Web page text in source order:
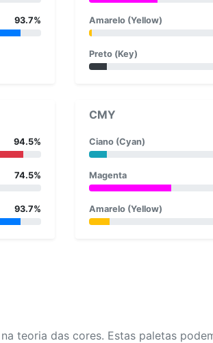
93.7% Amarelo (Yellow)
Preto (Key)
94.5%
74.5%
93.7%
CMY
Ciano (Cyan)
Magenta
Amarelo (Yellow)
teoria das cores. Estas paletas